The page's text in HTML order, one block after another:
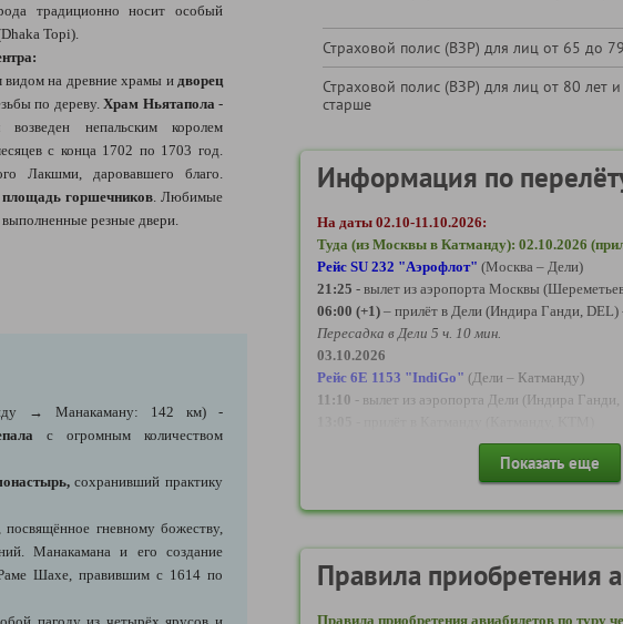
традиционно носит особый
Topi).
видом на древние храмы и дворец
по дереву.Храм Ньятапола -
непальским королем
с конца 1702 по 1703 год.
Лакшми, даровавшего благо.
площадь горшечников . Любимые
резные двери.
→ Манакаману: 142 км) -
с огромным количеством
сохранивший практику
гневному божеству,
Манакамана и его создание
Шахе, правившим с 1614 по
Страховой полис (ВЗР) для лиц от 65 до
Страховой полис (ВЗР) для лиц от 80 лет и
старше
Информация по
На даты 02.10-11.10.2026:
Туда (из Москвы в Катманду): 02.10.2026
Рейс SU 232 "Аэрофлот" (Москва – Дели)
21:25 - вылет из аэропорта Москвы
06:00 (+1) – прилёт в Дели (Индира Ганди,
Пересадка в Дели 5 ч. 10 мин.
03.10.2026
Рейс 6E 1153 "IndiGo" (Дели – Катманду)
11:10 - вылет из аэропорта Дели (Индира
Обратно (из Катманду в Москву): 10.10.2026
(Катманду – Дели)
17:30- вылет из аэропорта Катманду
11.10.2026
Показать еще
Правила приобретения
Правила приобретения авиабилетов по туру